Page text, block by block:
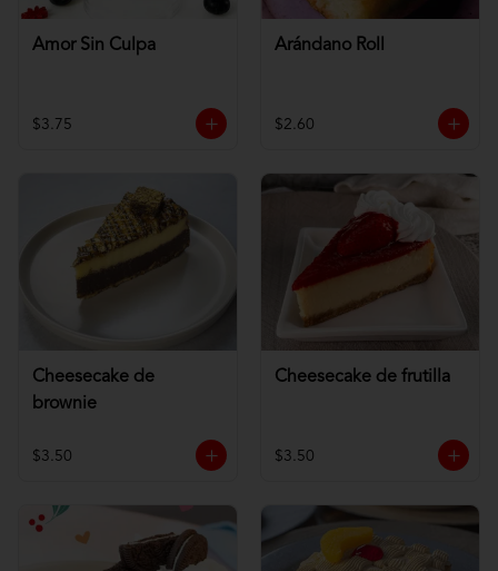
Amor Sin Culpa
$3.75
Arándano Roll
$2.60
Cheesecake de
brownie
$3.50
Cheesecake de frutilla
$3.50